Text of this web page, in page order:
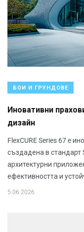
БОИ И ГРУНДОВЕ
Иновативни
дизайн
FlexCURE Series 67 e
създадена в стандарт
архитектурни
ефективността и
5.06.2026